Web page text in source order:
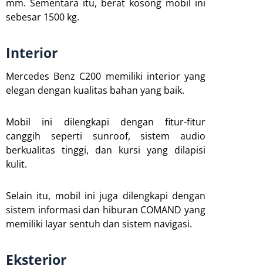
mm. Sementara itu, berat kosong mobil ini
sebesar 1500 kg.
Interior
Mercedes Benz C200 memiliki interior yang
elegan dengan kualitas bahan yang baik.
Mobil ini dilengkapi dengan fitur-fitur
canggih seperti sunroof, sistem audio
berkualitas tinggi, dan kursi yang dilapisi
kulit.
Selain itu, mobil ini juga dilengkapi dengan
sistem informasi dan hiburan COMAND yang
memiliki layar sentuh dan sistem navigasi.
Eksterior